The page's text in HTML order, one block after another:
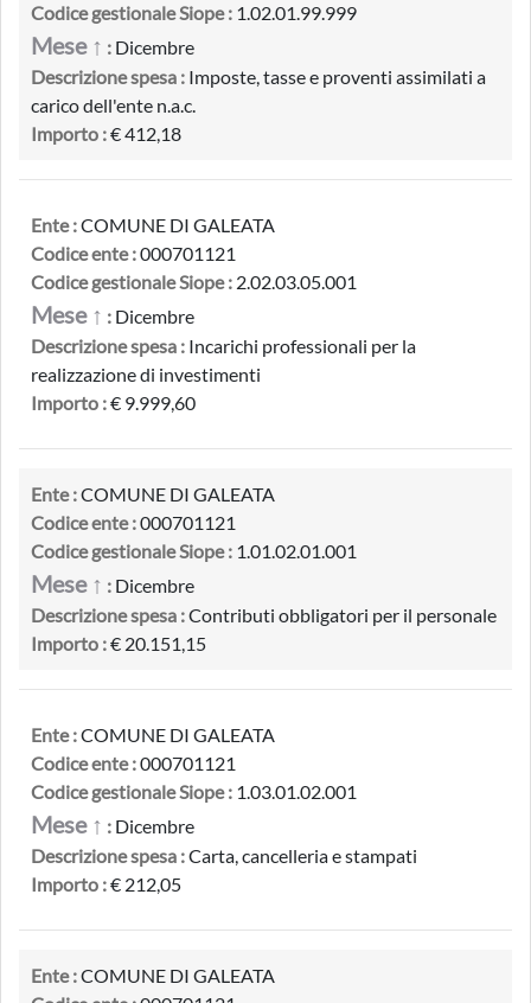
Codice gestionale Siope : 1.02.01.99.999
Mese ↑ : Dicembre
Descrizione spesa : Imposte, tasse e proventi assimilati a
carico dell'ente n.a.c.
Importo :€ 412,18
Ente :COMUNE DI GALEATA
Codice ente :000701121
Codice gestionale Siope : 2.02.03.05.001
Mese ↑ : Dicembre
Descrizione spesa : Incarichi professionali per la
realizzazione di investimenti
Importo :€ 9.999,60
Ente :COMUNE DI GALEATA
Codice ente :000701121
Codice gestionale Siope : 1.01.02.01.001
Mese ↑ : Dicembre
Descrizione spesa :Contributi obbligatori per il personale
Importo :€ 20.151,15
Ente :COMUNE DI GALEATA
Codice ente :000701121
Codice gestionale Siope : 1.03.01.02.001
Mese ↑ : Dicembre
Descrizione spesa :Carta, cancelleria e stampati
Importo :€ 212,05
Ente :COMUNE DI GALEATA